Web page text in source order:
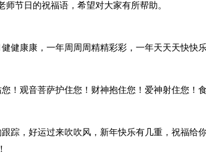
节日的祝福语，希望对大家有所帮助。
健康康，一年周周周精精彩彩，一年天天天快快
！观音菩萨护住您！财神抱住您！爱神射住您！食
踪，好运过来吹吹风，新年快乐有几重，祝福给